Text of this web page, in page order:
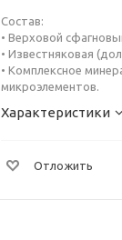
Состав:
• Верховой
• Известняковая
• Комплексное
микроэлементов.
Характеристики
Отложить